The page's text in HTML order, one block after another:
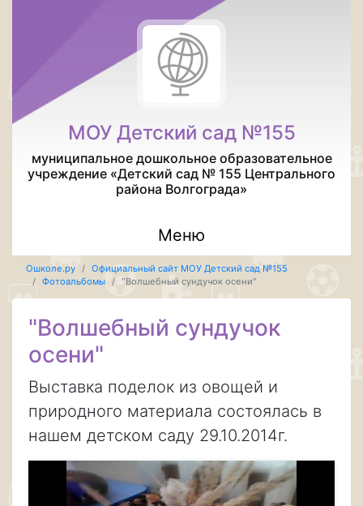
МОУ Детский сад №155
муниципальное дошкольное образовательное
учреждение «Детский сад № 155 Центрального
района Волгограда»
Меню
Ошколе.ру
Официальный сайт МОУ Детский сад №155
Фотоальбомы
"Волшебный сундучок осени"
"Волшебный сундучок
осени"
Выставка поделок из овощей и
природного материала состоялась в
нашем детском саду 29.10.2014г.